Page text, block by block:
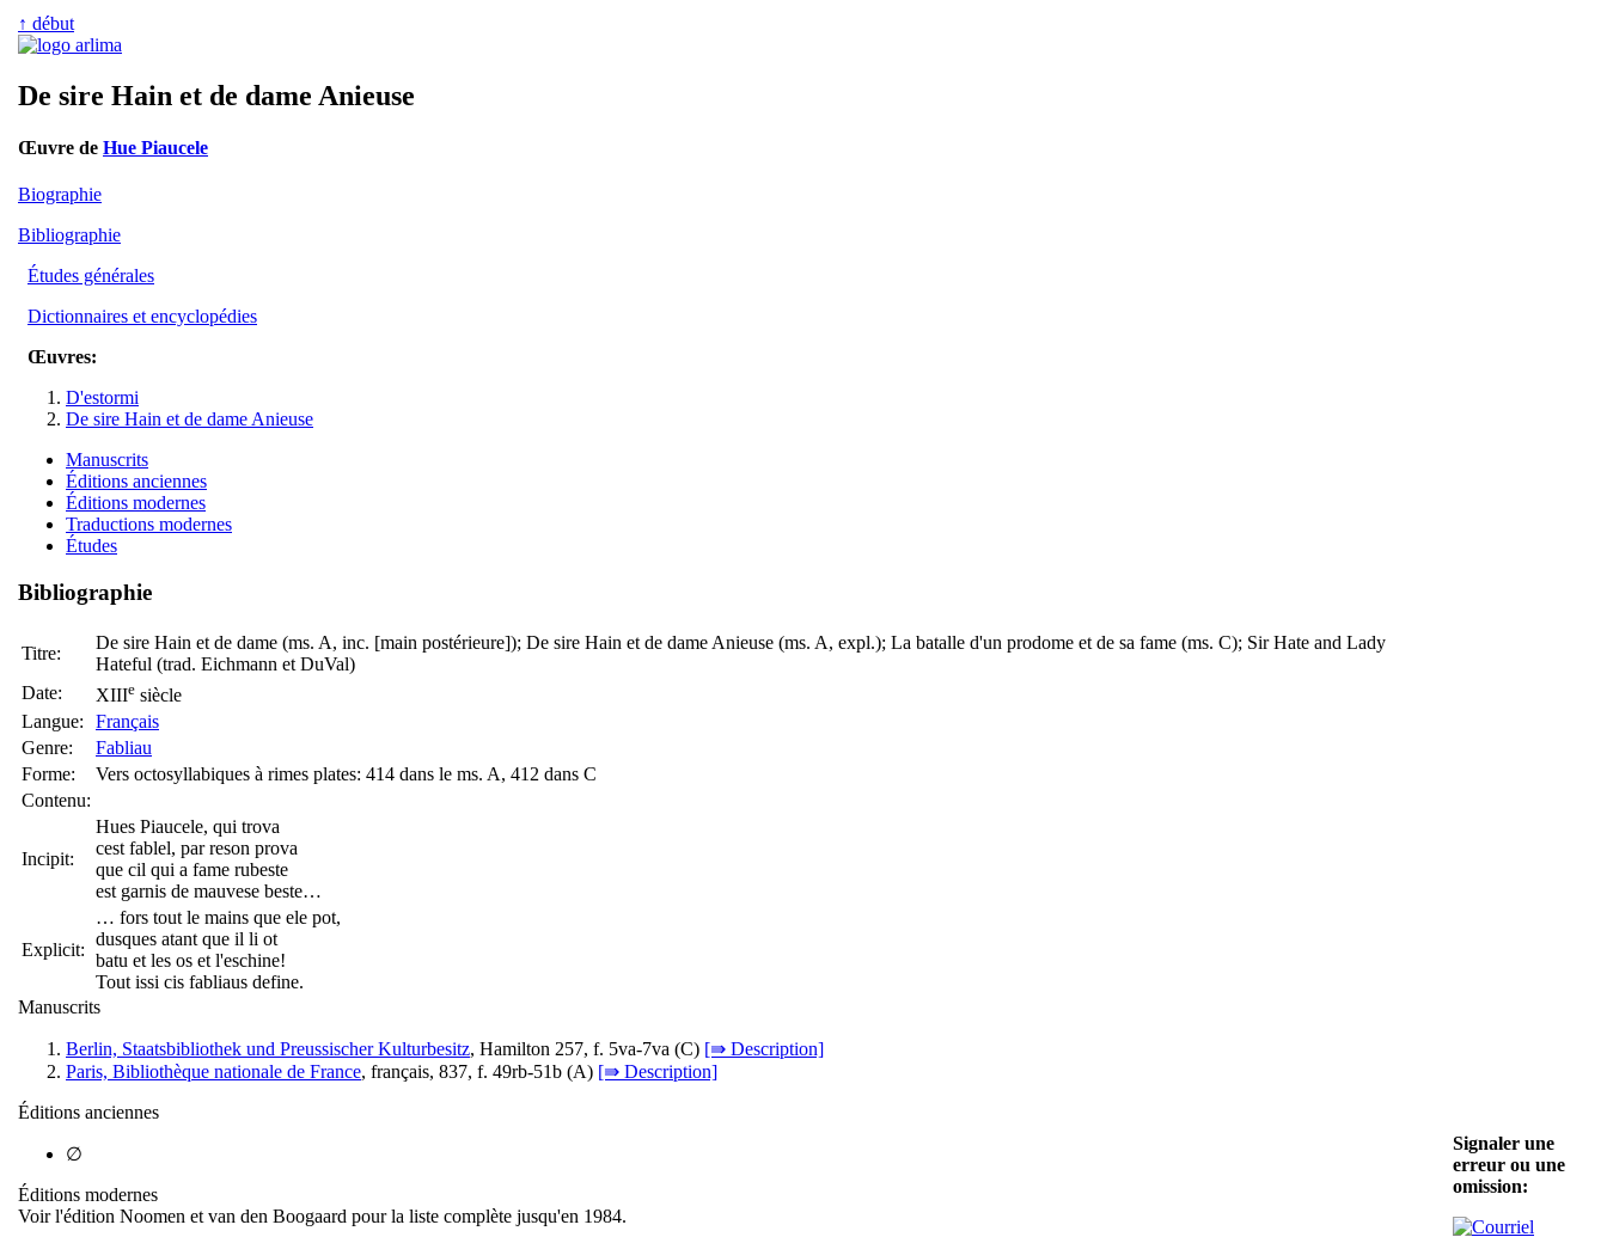
↑ début
De sire Hain et de dame Anieuse
Œuvre de Hue Piaucele
Biographie
Bibliographie
Études générales
Dictionnaires et encyclopédies
Œuvres:
D'estormi
De sire Hain et de dame Anieuse
Manuscrits
Éditions anciennes
Éditions modernes
Traductions modernes
Études
Bibliographie
Titre:
De sire Hain et de dame (ms. A, inc. [main postérieure]); De sire Hain et de dame Anieuse (ms. A, expl.); La batalle d'un prodome et de sa fame (ms. C); Sir Hate and Lady
Hateful (trad. Eichmann et DuVal)
Date:
XIIIe siècle
Langue:
Français
Genre:
Fabliau
Forme:
Vers octosyllabiques à rimes plates: 414 dans le ms. A, 412 dans C
Contenu:
Incipit:
Hues Piaucele, qui trova
cest fablel, par reson prova
que cil qui a fame rubeste
est garnis de mauvese beste…
Explicit:
… fors tout le mains que ele pot,
dusques atant que il li ot
batu et les os et l'eschine!
Tout issi cis fabliaus define.
Manuscrits
Berlin, Staatsbibliothek und Preussischer Kulturbesitz, Hamilton 257, f. 5va-7va (C) [⇛ Description]
Paris, Bibliothèque nationale de France, français, 837, f. 49rb-51b (A) [⇛ Description]
Éditions anciennes
∅
Éditions modernes
Voir l'édition Noomen et van den Boogaard pour la liste complète jusqu'en 1984.
Signaler une
erreur ou une
omission: